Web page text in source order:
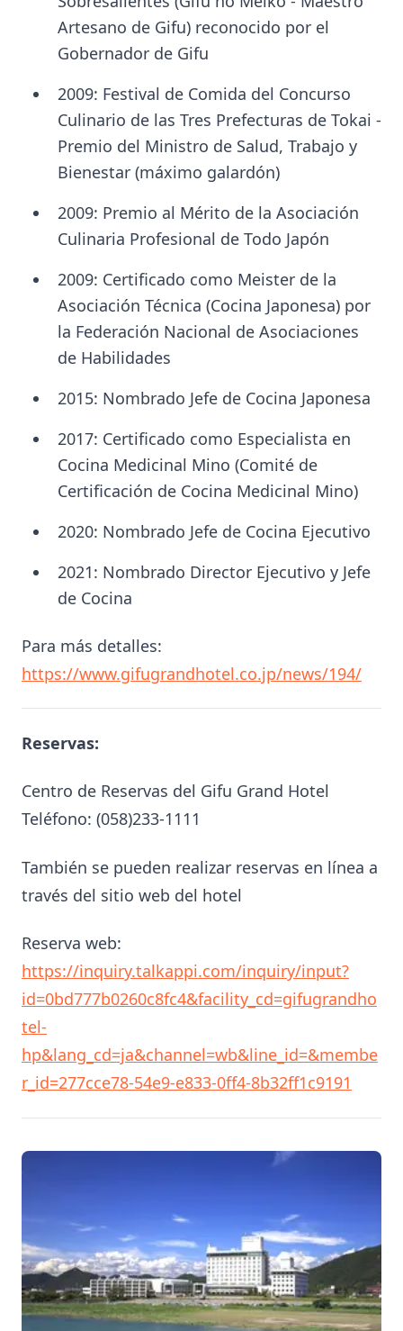
Artesano de Gifu) reconocido por el
Gobernador de Gifu
2009: Festival de Comida del Concurso
Culinario de las Tres Prefecturas de Tokai -
Premio del Ministro de Salud, Trabajo y
Bienestar (máximo galardón)
2009: Premio al Mérito de la Asociación
Culinaria Profesional de Todo Japón
2009: Certificado como Meister de la
Asociación Técnica (Cocina Japonesa) por
la Federación Nacional de Asociaciones
de Habilidades
2015: Nombrado Jefe de Cocina Japonesa
2017: Certificado como Especialista en
Cocina Medicinal Mino (Comité de
Certificación de Cocina Medicinal Mino)
2020: Nombrado Jefe de Cocina Ejecutivo
2021: Nombrado Director Ejecutivo y Jefe
de Cocina
Para más detalles:
https://www.gifugrandhotel.co.jp/news/194/
Reservas:
Centro de Reservas del Gifu Grand Hotel
Teléfono: (058)233-1111
También se pueden realizar reservas en línea a
través del sitio web del hotel
Reserva web:
https://inquiry.talkappi.com/inquiry/input?
id=0bd777b0260c8fc4&facility_cd=gifugrandho
tel-
hp&lang_cd=ja&channel=wb&line_id=&membe
r_id=277cce78-54e9-e833-0ff4-8b32ff1c9191